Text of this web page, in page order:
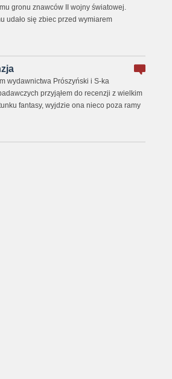
gronu znawców II wojny światowej.
udało się zbiec przed wymiarem
wydawnictwa Prószyński i S-ka
przyjąłem do recenzji z wielkim
fantasy, wyjdzie ona nieco poza ramy